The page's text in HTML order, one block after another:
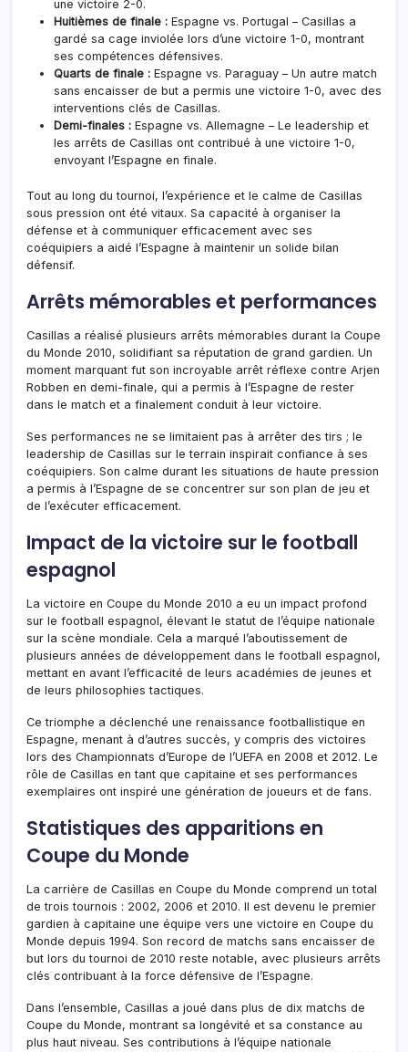
une victoire 2-0.
Huitièmes de finale : Espagne vs. Portugal – Casillas a
gardé sa cage inviolée lors d’une victoire 1-0, montrant
ses compétences défensives.
Quarts de finale : Espagne vs. Paraguay – Un autre match
sans encaisser de but a permis une victoire 1-0, avec des
interventions clés de Casillas.
Demi-finales : Espagne vs. Allemagne – Le leadership et
les arrêts de Casillas ont contribué à une victoire 1-0,
envoyant l’Espagne en finale.
Tout au long du tournoi, l’expérience et le calme de Casillas
sous pression ont été vitaux. Sa capacité à organiser la
défense et à communiquer efficacement avec ses
coéquipiers a aidé l’Espagne à maintenir un solide bilan
défensif.
Arrêts mémorables et performances
Casillas a réalisé plusieurs arrêts mémorables durant la Coupe
du Monde 2010, solidifiant sa réputation de grand gardien. Un
moment marquant fut son incroyable arrêt réflexe contre Arjen
Robben en demi-finale, qui a permis à l’Espagne de rester
dans le match et a finalement conduit à leur victoire.
Ses performances ne se limitaient pas à arrêter des tirs ; le
leadership de Casillas sur le terrain inspirait confiance à ses
coéquipiers. Son calme durant les situations de haute pression
a permis à l’Espagne de se concentrer sur son plan de jeu et
de l’exécuter efficacement.
Impact de la victoire sur le football
espagnol
La victoire en Coupe du Monde 2010 a eu un impact profond
sur le football espagnol, élevant le statut de l’équipe nationale
sur la scène mondiale. Cela a marqué l’aboutissement de
plusieurs années de développement dans le football espagnol,
mettant en avant l’efficacité de leurs académies de jeunes et
de leurs philosophies tactiques.
Ce triomphe a déclenché une renaissance footballistique en
Espagne, menant à d’autres succès, y compris des victoires
lors des Championnats d’Europe de l’UEFA en 2008 et 2012. Le
rôle de Casillas en tant que capitaine et ses performances
exemplaires ont inspiré une génération de joueurs et de fans.
Statistiques des apparitions en
Coupe du Monde
La carrière de Casillas en Coupe du Monde comprend un total
de trois tournois : 2002, 2006 et 2010. Il est devenu le premier
gardien à capitaine une équipe vers une victoire en Coupe du
Monde depuis 1994. Son record de matchs sans encaisser de
but lors du tournoi de 2010 reste notable, avec plusieurs arrêts
clés contribuant à la force défensive de l’Espagne.
Dans l’ensemble, Casillas a joué dans plus de dix matchs de
Coupe du Monde, montrant sa longévité et sa constance au
plus haut niveau. Ses contributions à l’équipe nationale